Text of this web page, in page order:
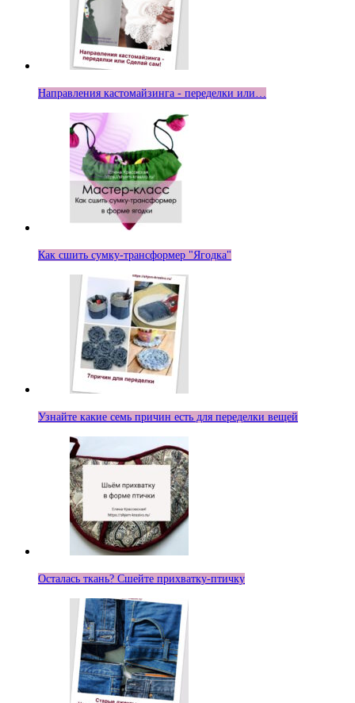
Направления кастомайзинга - переделки или…
Как сшить сумку-трансформер "Ягодка"
Узнайте какие семь причин есть для переделки вещей
Осталась ткань? Сшейте прихватку-птичку